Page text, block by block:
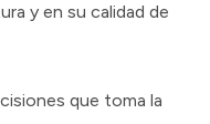
y en su calidad de
que toma la